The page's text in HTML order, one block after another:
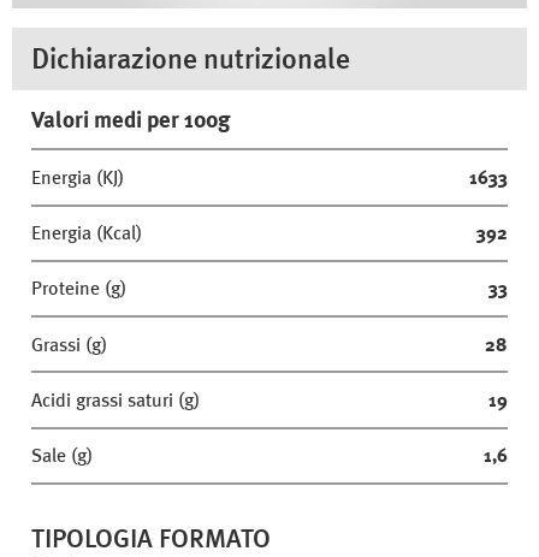
Dichiarazione nutrizionale
Valori medi per 100g
Energia (KJ) 1633
Energia (Kcal) 392
Proteine (g) 33
Grassi (g) 28
Acidi grassi saturi (g) 19
Sale (g) 1,6
TIPOLOGIA FORMATO